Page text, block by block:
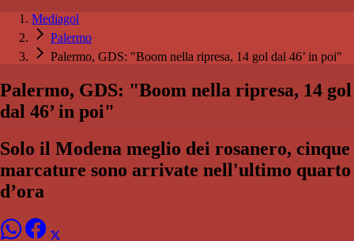
Mediagol
Palermo
Palermo, GDS: "Boom nella ripresa, 14 gol dal 46’ in poi"
Palermo, GDS: "Boom nella ripresa, 14 gol
dal 46’ in poi"
Solo il Modena meglio dei rosanero, cinque
marcature sono arrivate nell'ultimo quarto
d’ora